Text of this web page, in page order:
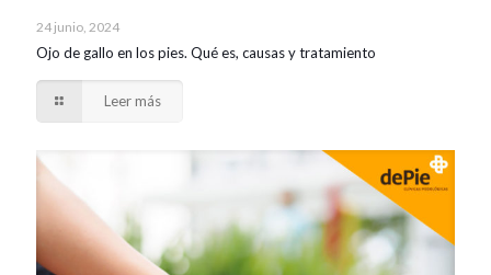
24 junio, 2024
Ojo de gallo en los pies. Qué es, causas y tratamiento
Leer más